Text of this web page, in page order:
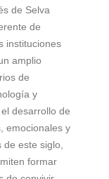
de Selva
de
instituciones
amplio
de
y
desarrollo de
emocionales y
de este siglo,
formar